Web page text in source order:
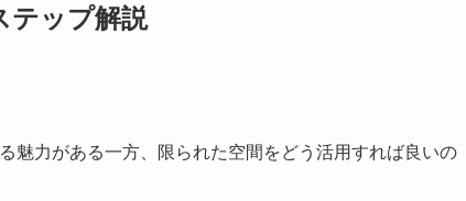
テップ解説
魅力がある一方、限られた空間をどう活用すれば良いの